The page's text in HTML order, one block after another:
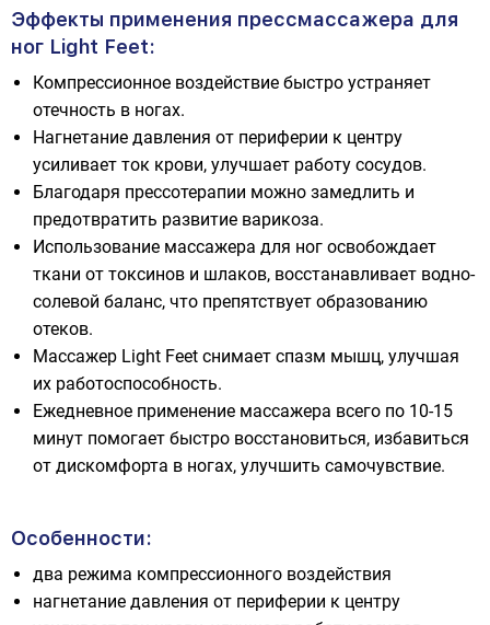
Эффекты применения прессмассажера для
ног Light Feet:
Компрессионное воздействие быстро устраняет
отечность в ногах.
Нагнетание давления от периферии к центру
усиливает ток крови, улучшает работу сосудов.
Благодаря прессотерапии можно замедлить и
предотвратить развитие варикоза.
Использование массажера для ног освобождает
ткани от токсинов и шлаков, восстанавливает водно-
солевой баланс, что препятствует образованию
отеков.
Массажер Light Feet снимает спазм мышц, улучшая
их работоспособность.
Ежедневное применение массажера всего по 10-15
минут помогает быстро восстановиться, избавиться
от дискомфорта в ногах, улучшить самочувствие.
Особенности:
два режима компрессионного воздействия
нагнетание давления от периферии к центру